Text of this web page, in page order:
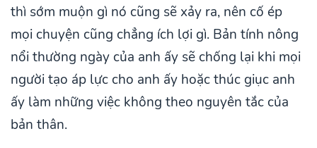
thì sớm muộn gì nó cũng sẽ xảy ra, nên cố ép
mọi chuyện cũng chẳng ích lợi gì. Bản tính nông
nổi thường ngày của anh ấy sẽ chống lại khi mọi
người tạo áp lực cho anh ấy hoặc thúc giục anh
ấy làm những việc không theo nguyên tắc của
bản thân.